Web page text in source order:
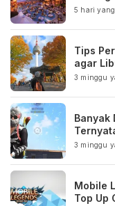
5 hari
Tips
agar
3 minggu
Banyak
3 minggu
Mobile
Top Up